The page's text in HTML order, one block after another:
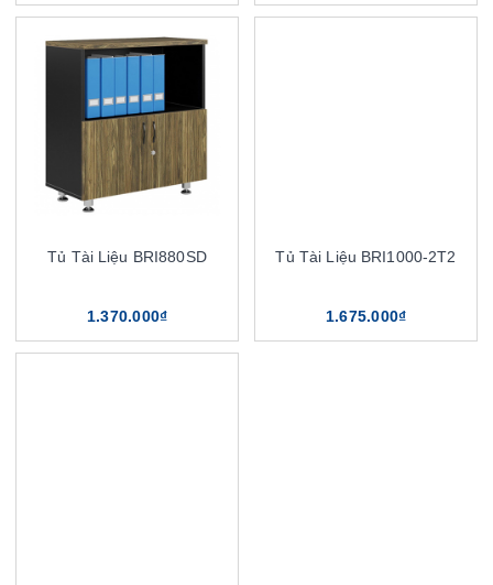
Tủ Tài Liệu BRI880SD
1.370.000₫
Tủ Tài Liệu BRI1000-2T2
1.675.000₫